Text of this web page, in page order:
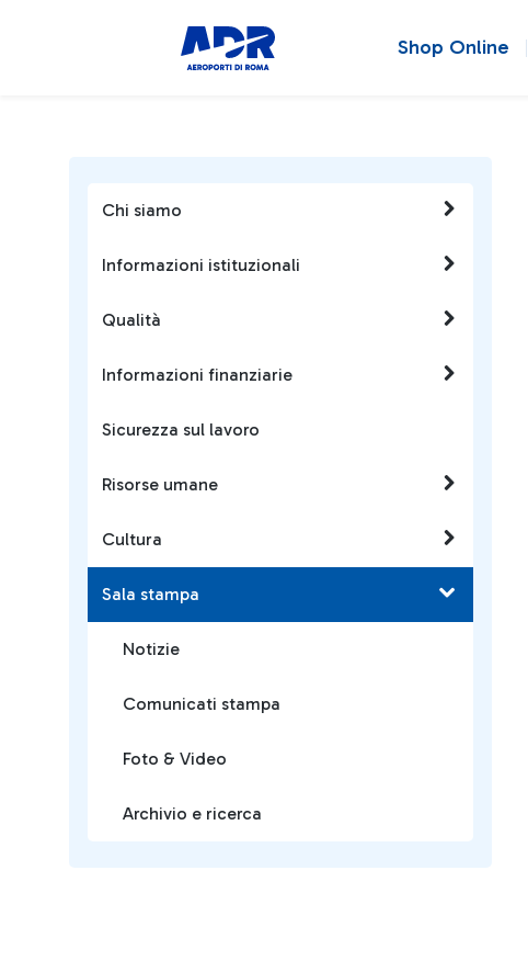
Shop Online
Chi siamo
Informazioni istituzionali
Qualità
Informazioni finanziarie
Sicurezza sul lavoro
Risorse umane
Cultura
Sala stampa
Notizie
Comunicati stampa
Foto & Video
Archivio e ricerca